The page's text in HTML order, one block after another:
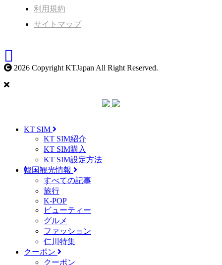
利用規約
サイトマップ
2026 Copyright KTJapan All Right Reserved.
KT SIM
KT SIM紹介
KT SIM購入
KT SIM設定方法
韓国観光情報
すべての記事
旅行
K-POP
ビューティー
グルメ
ファッション
仁川特集
クーポン
クーポン